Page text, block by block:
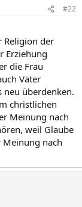
#22
Religion der
Erziehung
die Frau
Väter
neu überdenken.
christlichen
Meinung nach
weil Glaube
nach